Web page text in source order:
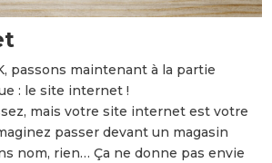
passons maintenant à la partie
: le site internet !
mais votre site internet est votre
passer devant un magasin
nom, rien… Ça ne donne pas envie